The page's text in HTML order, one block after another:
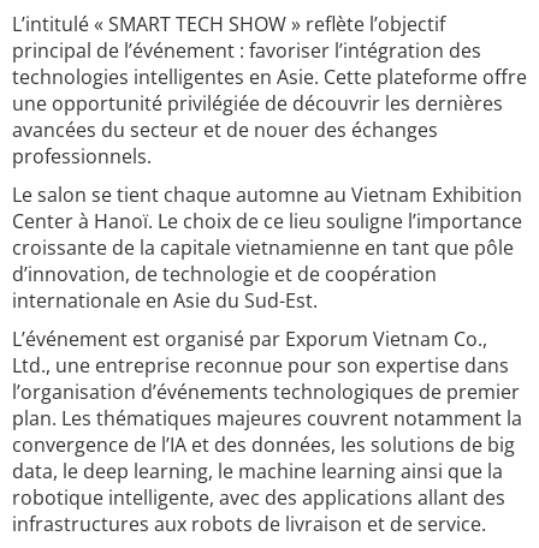
L’intitulé « SMART TECH SHOW » reflète l’objectif
principal de l’événement : favoriser l’intégration des
technologies intelligentes en Asie. Cette plateforme offre
une opportunité privilégiée de découvrir les dernières
avancées du secteur et de nouer des échanges
professionnels.
Le salon se tient chaque automne au Vietnam Exhibition
Center à Hanoï. Le choix de ce lieu souligne l’importance
croissante de la capitale vietnamienne en tant que pôle
d’innovation, de technologie et de coopération
internationale en Asie du Sud-Est.
L’événement est organisé par Exporum Vietnam Co.,
Ltd., une entreprise reconnue pour son expertise dans
l’organisation d’événements technologiques de premier
plan. Les thématiques majeures couvrent notamment la
convergence de l’IA et des données, les solutions de big
data, le deep learning, le machine learning ainsi que la
robotique intelligente, avec des applications allant des
infrastructures aux robots de livraison et de service.